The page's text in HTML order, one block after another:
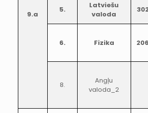
9.a
5.
Latviešu
valoda
6. Fizika
8.
Angļu
valoda_2